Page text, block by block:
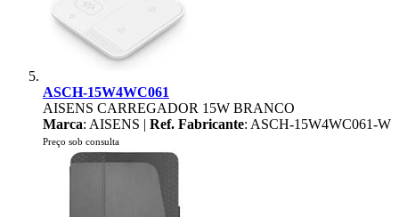
ASCH-15W4WC061
AISENS CARREGADOR 15W BRANCO
Marca: AISENS | Ref. Fabricante: ASCH-15W4WC061-W
Preço sob consulta